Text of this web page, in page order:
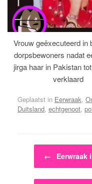
Vrouw geëxecuteerd in
dorpsbewoners nadat
jirga haar in Pakistan tot
verklaard
Geplaatst in Eerwraak,
Duitsland, echtgenoot,
Bericht navigatie
← Eerwraak